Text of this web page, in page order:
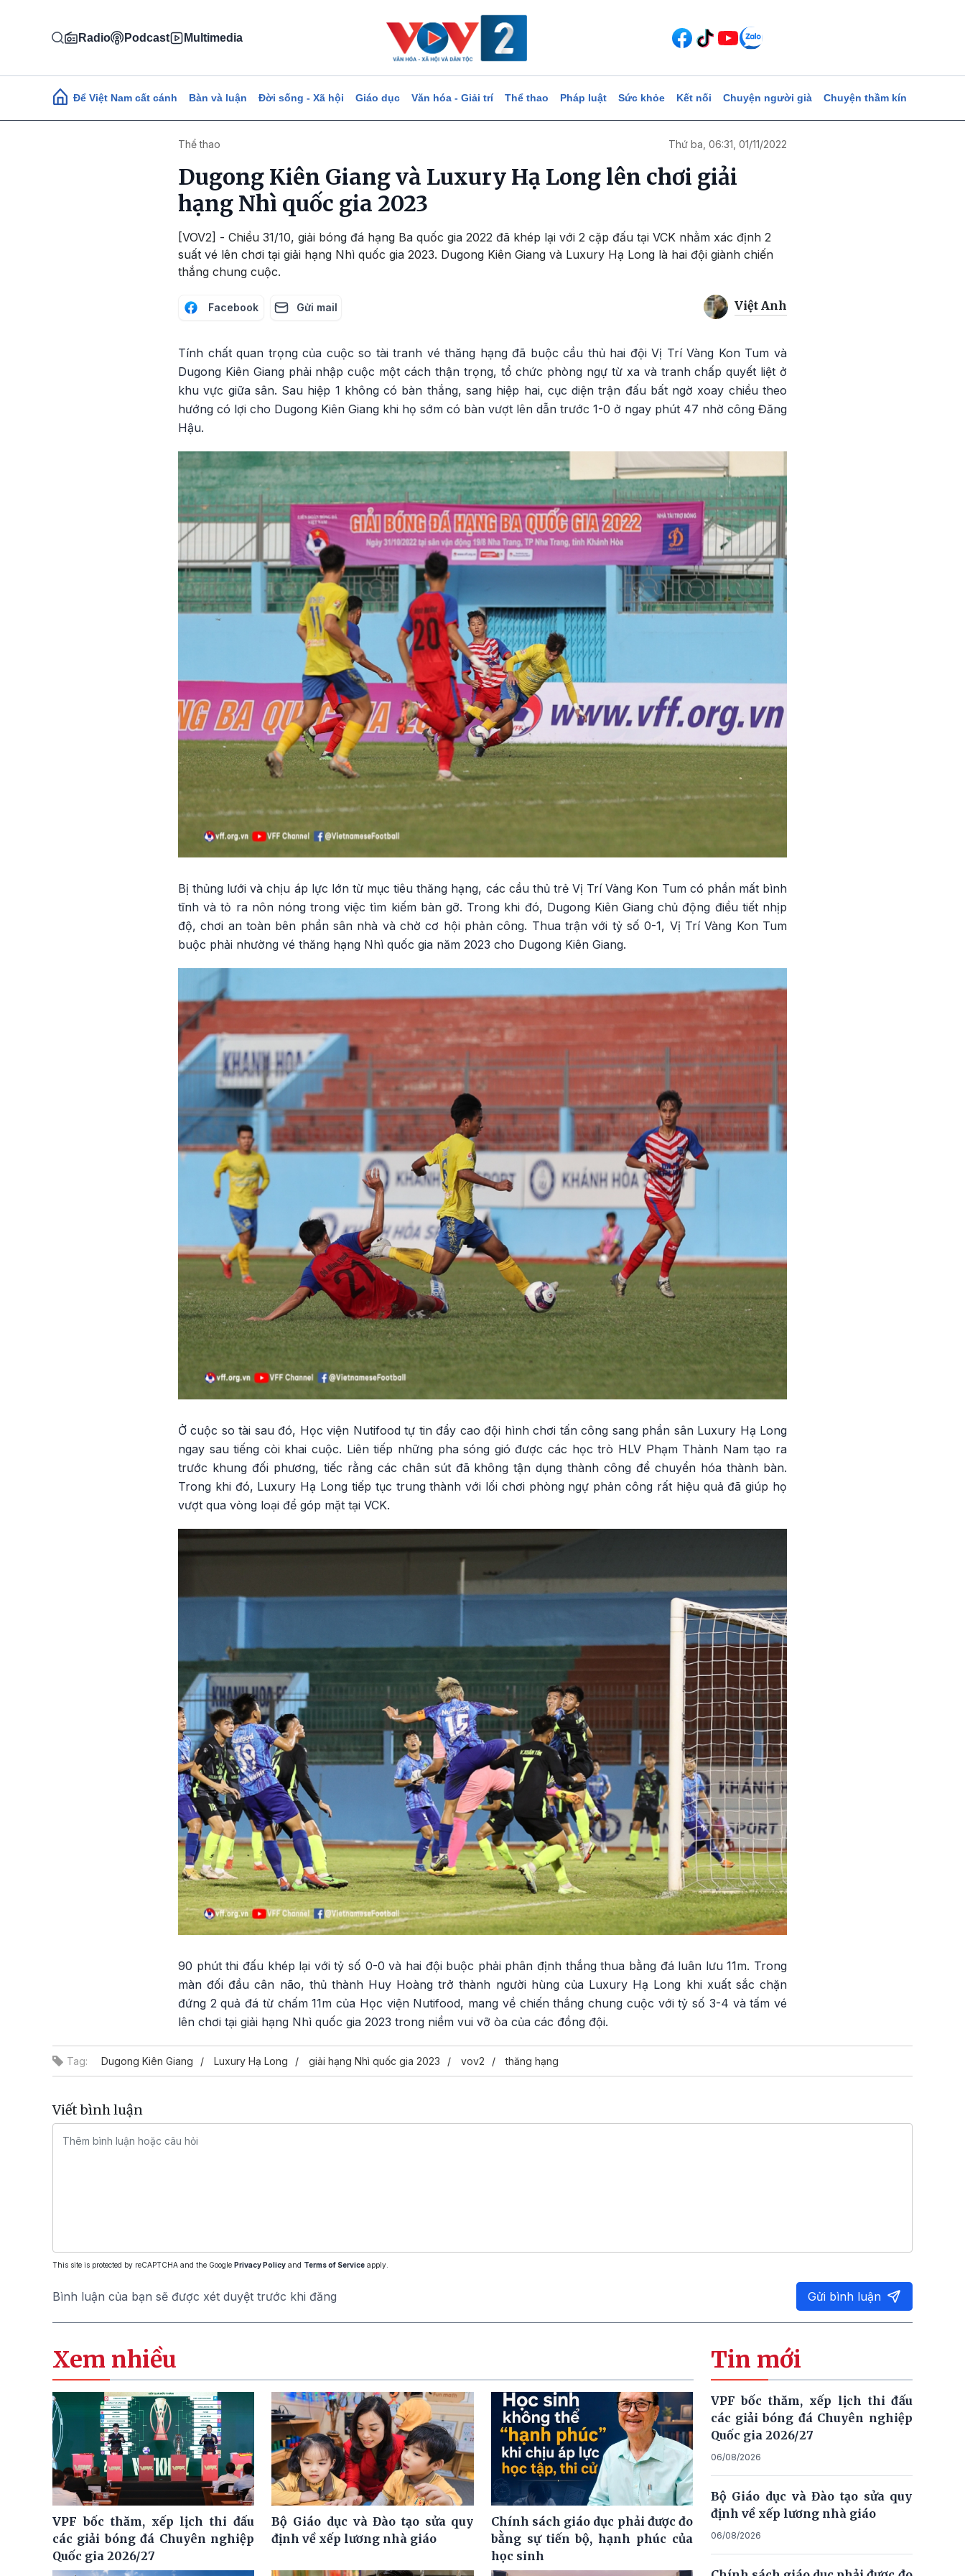
Radio Podcast Multimedia
Main navigation
Để Việt Nam cất cánh Bàn và luận Đời sống - Xã hội Giáo dục Văn hóa - Giải trí Thể thao Pháp luật Sức khỏe Kết nối Chuyện người già Chuyện thầm kín
Thể thao Thứ ba, 06:31, 01/11/2022
Dugong Kiên Giang và Luxury Hạ Long lên chơi giải
hạng Nhì quốc gia 2023
[VOV2] - Chiều 31/10, giải bóng đá hạng Ba quốc gia 2022 đã khép lại với 2 cặp đấu tại VCK nhằm xác định 2
suất vé lên chơi tại giải hạng Nhì quốc gia 2023. Dugong Kiên Giang và Luxury Hạ Long là hai đội giành chiến
thắng chung cuộc.
Facebook Gửi mail Việt Anh
Tính chất quan trọng của cuộc so tài tranh vé thăng hạng đã buộc cầu thủ hai đội Vị Trí Vàng Kon Tum và
Dugong Kiên Giang phải nhập cuộc một cách thận trọng, tổ chức phòng ngự từ xa và tranh chấp quyết liệt ở
khu vực giữa sân. Sau hiệp 1 không có bàn thắng, sang hiệp hai, cục diện trận đấu bất ngờ xoay chiều theo
hướng có lợi cho Dugong Kiên Giang khi họ sớm có bàn vượt lên dẫn trước 1-0 ở ngay phút 47 nhờ công Đăng
Hậu.
Bị thủng lưới và chịu áp lực lớn từ mục tiêu thăng hạng, các cầu thủ trẻ Vị Trí Vàng Kon Tum có phần mất bình
tĩnh và tỏ ra nôn nóng trong việc tìm kiếm bàn gỡ. Trong khi đó, Dugong Kiên Giang chủ động điều tiết nhịp
độ, chơi an toàn bên phần sân nhà và chờ cơ hội phản công. Thua trận với tỷ số 0-1, Vị Trí Vàng Kon Tum
buộc phải nhường vé thăng hạng Nhì quốc gia năm 2023 cho Dugong Kiên Giang.
Ở cuộc so tài sau đó, Học viện Nutifood tự tin đẩy cao đội hình chơi tấn công sang phần sân Luxury Hạ Long
ngay sau tiếng còi khai cuộc. Liên tiếp những pha sóng gió được các học trò HLV Phạm Thành Nam tạo ra
trước khung đối phương, tiếc rằng các chân sút đã không tận dụng thành công để chuyển hóa thành bàn.
Trong khi đó, Luxury Hạ Long tiếp tục trung thành với lối chơi phòng ngự phản công rất hiệu quả đã giúp họ
vượt qua vòng loại để góp mặt tại VCK.
90 phút thi đấu khép lại với tỷ số 0-0 và hai đội buộc phải phân định thắng thua bằng đá luân lưu 11m. Trong
màn đối đầu cân não, thủ thành Huy Hoàng trở thành người hùng của Luxury Hạ Long khi xuất sắc chặn
đứng 2 quả đá từ chấm 11m của Học viện Nutifood, mang về chiến thắng chung cuộc với tỷ số 3-4 và tấm vé
lên chơi tại giải hạng Nhì quốc gia 2023 trong niềm vui vỡ òa của các đồng đội.
Tag: Dugong Kiên Giang Luxury Hạ Long giải hạng Nhì quốc gia 2023 vov2 thăng hạng
Viết bình luận
This site is protected by reCAPTCHA and the Google Privacy Policy and Terms of Service apply.
Bình luận của bạn sẽ được xét duyệt trước khi đăng Gửi bình luận
Xem nhiều
VPF bốc thăm, xếp lịch thi đấu
các giải bóng đá Chuyên nghiệp
Quốc gia 2026/27
Bộ Giáo dục và Đào tạo sửa quy
định về xếp lương nhà giáo
Chính sách giáo dục phải được đo
bằng sự tiến bộ, hạnh phúc của
học sinh
Tin mới
VPF bốc thăm, xếp lịch thi đấu
các giải bóng đá Chuyên nghiệp
Quốc gia 2026/27
06/08/2026
Bộ Giáo dục và Đào tạo sửa quy
định về xếp lương nhà giáo
06/08/2026